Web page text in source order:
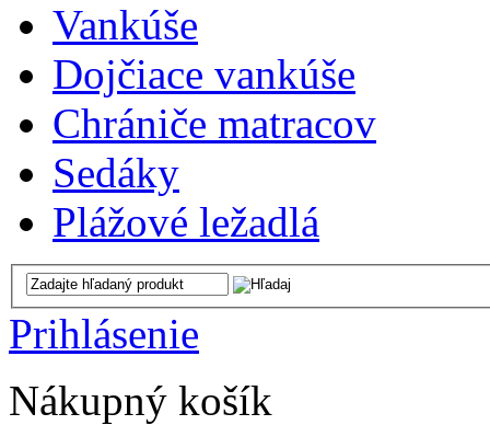
Vankúše
Dojčiace vankúše
Chrániče matracov
Sedáky
Plážové ležadlá
Prihlásenie
Nákupný košík